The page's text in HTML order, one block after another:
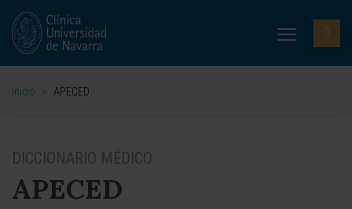
Inicio > APECED
DICCIONARIO MÉDICO
APECED